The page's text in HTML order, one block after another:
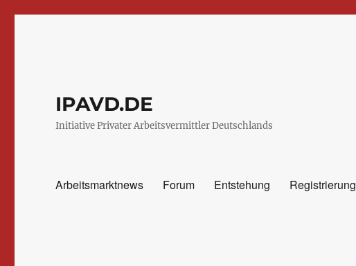
IPAVD.DE
Initiative Privater Arbeitsvermittler Deutschlands
Arbeitsmarktnews Forum Entstehung